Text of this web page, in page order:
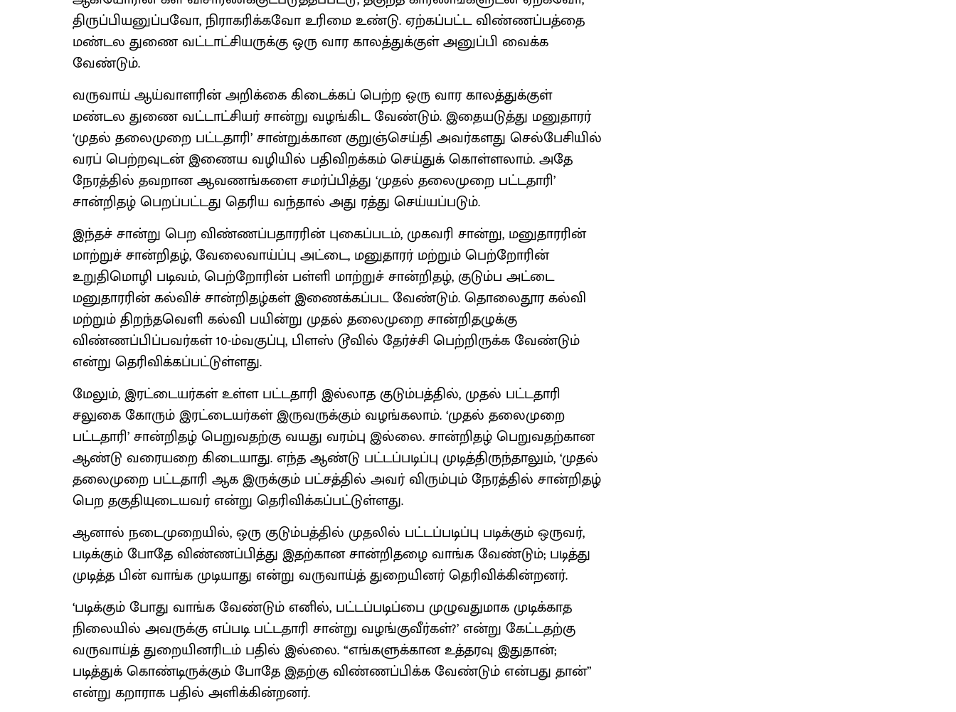
திருப்பியனுப்பவோ, நிராகரிக்கவோ உரிமை உண்டு. ஏற்கப்பட்ட விண்ணப்பத்தை
மண்டல துணை வட்டாட்சியருக்கு ஒரு வார காலத்துக்குள் அனுப்பி வைக்க
வேண்டும்.
வருவாய் ஆய்வாளரின் அறிக்கை கிடைக்கப் பெற்ற ஒரு வார காலத்துக்குள்
மண்டல துணை வட்டாட்சியர் சான்று வழங்கிட வேண்டும். இதையடுத்து மனுதாரர்
‘முதல் தலைமுறை பட்டதாரி’ சான்றுக்கான குறுஞ்செய்தி அவர்களது செல்பேசியில்
வரப் பெற்றவுடன் இணைய வழியில் பதிவிறக்கம் செய்துக் கொள்ளலாம். அதே
நேரத்தில் தவறான ஆவணங்களை சமர்ப்பித்து ‘முதல் தலைமுறை பட்டதாரி’
சான்றிதழ் பெறப்பட்டது தெரிய வந்தால் அது ரத்து செய்யப்படும்.
இந்தச் சான்று பெற விண்ணப்பதாரரின் புகைப்படம், முகவரி சான்று, மனுதாரரின்
மாற்றுச் சான்றிதழ், வேலைவாய்ப்பு அட்டை, மனுதாரர் மற்றும் பெற்றோரின்
உறுதிமொழி படிவம், பெற்றோரின் பள்ளி மாற்றுச் சான்றிதழ், குடும்ப அட்டை
மனுதாரரின் கல்விச் சான்றிதழ்கள் இணைக்கப்பட வேண்டும். தொலைதூர கல்வி
மற்றும் திறந்தவெளி கல்வி பயின்று முதல் தலைமுறை சான்றிதழுக்கு
விண்ணப்பிப்பவர்கள் 10-ம்வகுப்பு, பிளஸ் டூவில் தேர்ச்சி பெற்றிருக்க வேண்டும்
என்று தெரிவிக்கப்பட்டுள்ளது.
மேலும், இரட்டையர்கள் உள்ள பட்டதாரி இல்லாத குடும்பத்தில், முதல் பட்டதாரி
சலுகை கோரும் இரட்டையர்கள் இருவருக்கும் வழங்கலாம். ‘முதல் தலைமுறை
பட்டதாரி’ சான்றிதழ் பெறுவதற்கு வயது வரம்பு இல்லை. சான்றிதழ் பெறுவதற்கான
ஆண்டு வரையறை கிடையாது. எந்த ஆண்டு பட்டப்படிப்பு முடித்திருந்தாலும், ‘முதல்
தலைமுறை பட்டதாரி ஆக இருக்கும் பட்சத்தில் அவர் விரும்பும் நேரத்தில் சான்றிதழ்
பெற தகுதியுடையவர் என்று தெரிவிக்கப்பட்டுள்ளது.
ஆனால் நடைமுறையில், ஒரு குடும்பத்தில் முதலில் பட்டப்படிப்பு படிக்கும் ஒருவர்,
படிக்கும் போதே விண்ணப்பித்து இதற்கான சான்றிதழை வாங்க வேண்டும்; படித்து
முடித்த பின் வாங்க முடியாது என்று வருவாய்த் துறையினர் தெரிவிக்கின்றனர்.
‘படிக்கும் போது வாங்க வேண்டும் எனில், பட்டப்படிப்பை முழுவதுமாக முடிக்காத
நிலையில் அவருக்கு எப்படி பட்டதாரி சான்று வழங்குவீர்கள்?’ என்று கேட்டதற்கு
வருவாய்த் துறையினரிடம் பதில் இல்லை. “எங்களுக்கான உத்தரவு இதுதான்;
படித்துக் கொண்டிருக்கும் போதே இதற்கு விண்ணப்பிக்க வேண்டும் என்பது தான்”
என்று கறாராக பதில் அளிக்கின்றனர்.